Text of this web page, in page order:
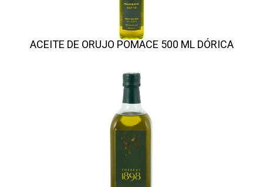
ACEITE DE ORUJO POMACE 500 ML DÓRICA